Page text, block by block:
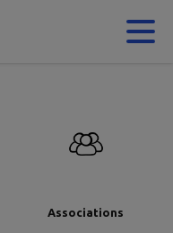
Associations